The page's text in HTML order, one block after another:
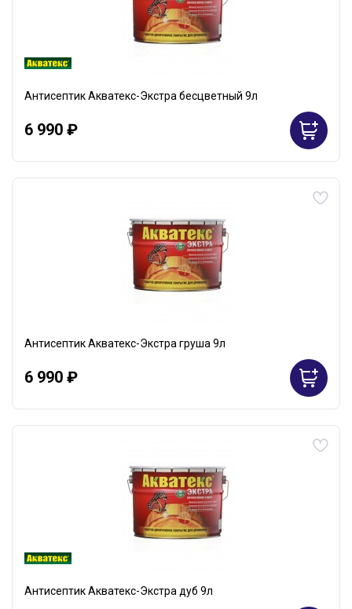
Антисептик Акватекс-Экстра бесцветный 9л
6 990 ₽
Антисептик Акватекс-Экстра груша 9л
6 990 ₽
Антисептик Акватекс-Экстра дуб 9л